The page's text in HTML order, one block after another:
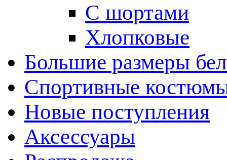
С шортами
Хлопковые
Большие размеры
Спортивные
Новые поступления
Аксессуары